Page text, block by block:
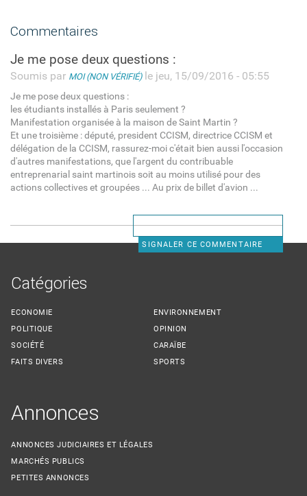
Commentaires
Je me pose deux questions :
Soumis par MOI (NON VÉRIFIÉ)le jeu, 15/09/2016 - 05:55
Je me pose deux questions :
les étudiants installés à Paris seulement ?
Manifestation organisée à la maison de Saint Martin ?
Et une troisième : député, president CCISM, directrice CCISM et
délégation de la CCISM, rassurez-moi c'était bien aussi l'occasion
d'autres manifestations, que l'argent du contribuable
entreprenarial saint martinois soit au moins utilisé pour des
actions collectives et groupées ... Au prix de billet d'avion ...
SIGNALER CE COMMENTAIRE
Catégories
ECONOMIE
POLITIQUE
SOCIÉTÉ
FAITS DIVERS
ENVIRONNEMENT
OPINION
CARAÏBE
SPORTS
Annonces
ANNONCES JUDICIAIRES ET LÉGALES
MARCHÉS PUBLICS
PETITES ANNONCES